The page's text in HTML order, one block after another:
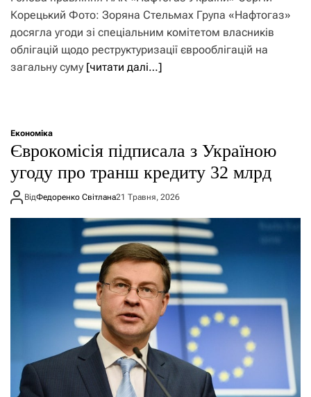
Корецький Фото: Зоряна Стельмах Група «Нафтогаз»
досягла угоди зі спеціальним комітетом власників
облігацій щодо реструктуризації єврооблігацій на
загальну суму [читати далі…]
Економіка
Єврокомісія підписала з Україною
угоду про транш кредиту 32 млрд
ВідФедоренко Світлана21 Травня, 2026